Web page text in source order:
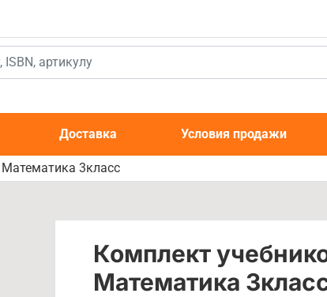
Доставка Условия продажи
3класс
Комплект
Математика